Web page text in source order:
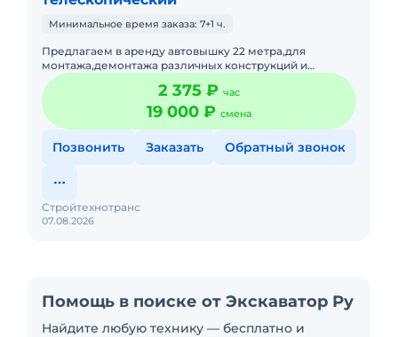
Минимальное время заказа: 7+1 ч.
Предлагаем в аренду автовышку 22 метра,для
монтажа,демонтажа различных конструкций и
т.д.Подача в день заказа. Пакет отчетных документов.С
оператором.Топливо вк2 375 ₽ час
19 000 ₽ смена
Позвонить Заказать Обратный звонок
07.08.2026
Стройтехнотранс
Помощь в поиске от Экскаватор Ру
Найдите любую технику — бесплатно и